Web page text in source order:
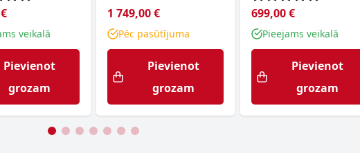
veikalā
Pievienot
grozam
1 749,00 €
Pēc pasūtījuma
Pievienot
grozam
699,00 €
Pieejams veikalā
Pievienot
grozam